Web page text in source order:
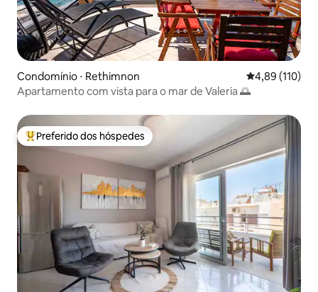
Condomínio ⋅ Rethimnon 4,89 de uma
4,89 (110)
Apartamento com vista para o mar de Valeria 🌅
Entre os melhores preferidos dos hóspedes
Preferido dos hóspedes